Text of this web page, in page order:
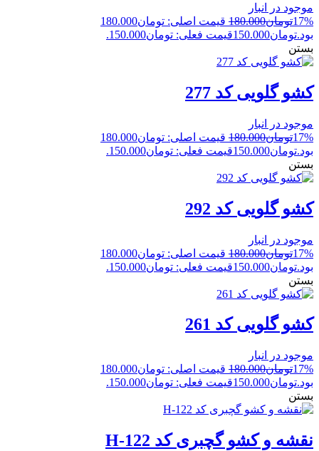
موجود در انبار
17%تومان180.000
قیمت اصلی: تومان180.000
بود.تومان150.000قیمت فعلی: تومان150.000.
بستن
کشو گلویی کد 277
موجود در انبار
17%تومان180.000
قیمت اصلی: تومان180.000
بود.تومان150.000قیمت فعلی: تومان150.000.
بستن
کشو گلویی کد 292
موجود در انبار
17%تومان180.000
قیمت اصلی: تومان180.000
بود.تومان150.000قیمت فعلی: تومان150.000.
بستن
کشو گلویی کد 261
موجود در انبار
17%تومان180.000
قیمت اصلی: تومان180.000
بود.تومان150.000قیمت فعلی: تومان150.000.
بستن
نقشه و کشو گچبری کد H-122